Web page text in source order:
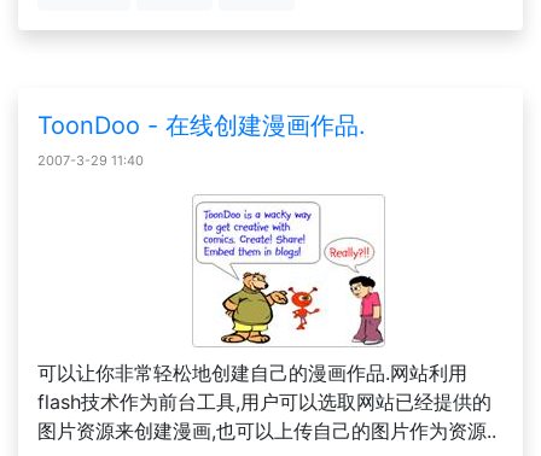
ToonDoo - 在线创建漫画作品.
2007-3-29 11:40
可以让你非常轻松地创建自己的漫画作品.网站利用
flash技术作为前台工具,用户可以选取网站已经提供的
图片资源来创建漫画,也可以上传自己的图片作为资源..